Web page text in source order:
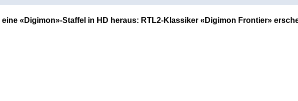
«Digimon»-Staffel in HD heraus: RTL2-Klassiker «Digimon Frontier»